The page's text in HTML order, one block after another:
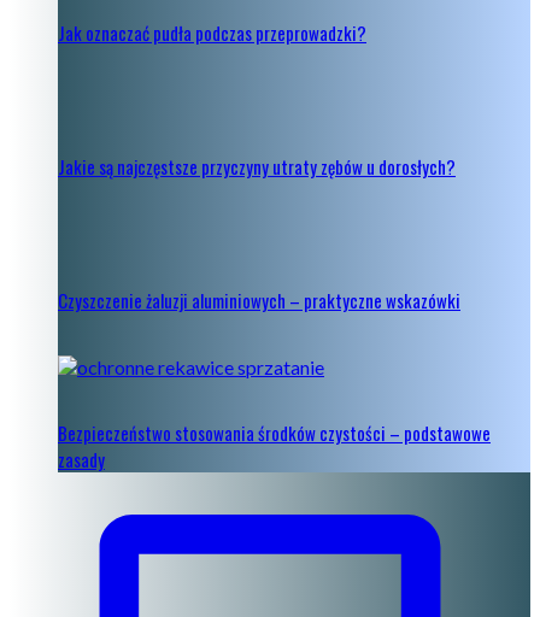
Jak oznaczać pudła podczas przeprowadzki?
Jakie są najczęstsze przyczyny utraty zębów u dorosłych?
Czyszczenie żaluzji aluminiowych – praktyczne wskazówki
Bezpieczeństwo stosowania środków czystości – podstawowe
zasady